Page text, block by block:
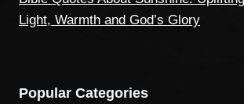
Light, Warmth and God’s Glory
Popular Categories